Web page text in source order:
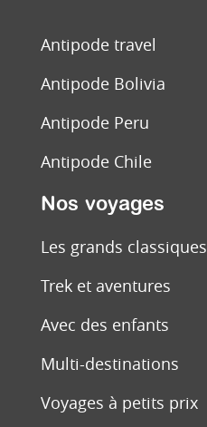
Antipode travel
Antipode Bolivia
Antipode Peru
Antipode Chile
Nos voyages
Les grands classiques
Trek et aventures
Avec des enfants
Multi-destinations
Voyages à petits prix